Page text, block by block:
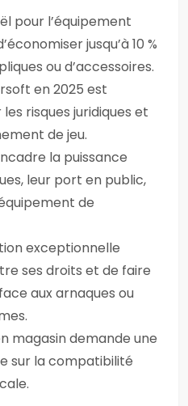
pour l’équipement
jusqu’à 10 %
ou d’accessoires.
en 2025 est
risques juridiques et
de jeu.
la puissance
leur port en public,
de
exceptionnelle
ses droits et de faire
aux arnaques ou
magasin demande une
sur la compatibilité